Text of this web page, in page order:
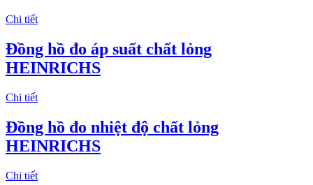
Chi tiết
Đồng hồ đo áp suất chất lỏng
HEINRICHS
Chi tiết
Đồng hồ đo nhiệt độ chất lỏng
HEINRICHS
Chi tiết